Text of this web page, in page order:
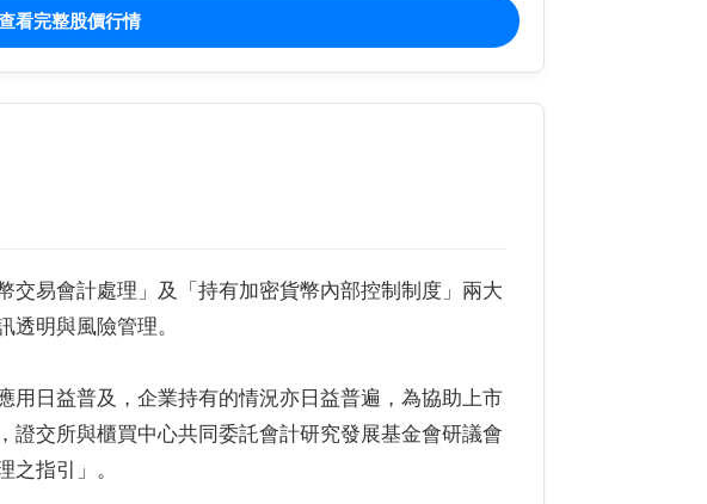
看完整股價行情
交易會計處理」及「持有加密貨幣內部控制制度」兩大
透明與風險管理。
用日益普及，企業持有的情況亦日益普遍，為協助上市
證交所與櫃買中心共同委託會計研究發展基金會研議會
之指引」。